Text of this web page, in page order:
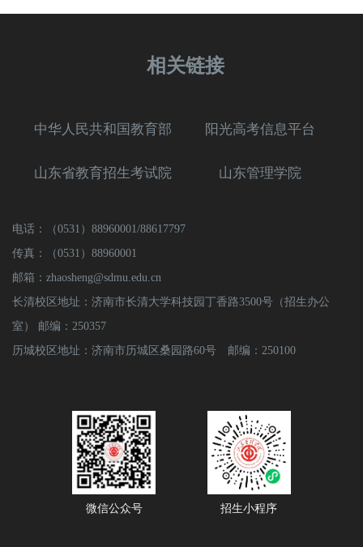
相关链接
中华人民共和国教育部 阳光高考信息平台
山东省教育招生考试院 山东管理学院
电话：（0531）88960001/88617797
传真：（0531）88960001
邮箱：zhaosheng@sdmu.edu.cn
长清校区地址：济南市长清大学科技园丁香路3500号（招生办公
室） 邮编：250357
历城校区地址：济南市历城区桑园路60号 邮编：250100
微信公众号 招生小程序